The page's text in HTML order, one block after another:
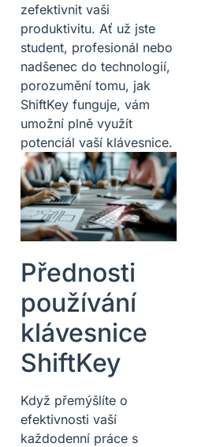
zefektivnit vaši
produktivitu. Ať už jste
student, profesionál nebo
nadšenec do technologií,
porozumění tomu, jak
ShiftKey funguje, vám
umožní plně využít
potenciál vaší klávesnice.
Přednosti
používání
klávesnice
ShiftKey
Když přemýšlíte o
efektivnosti vaší
každodenní práce s